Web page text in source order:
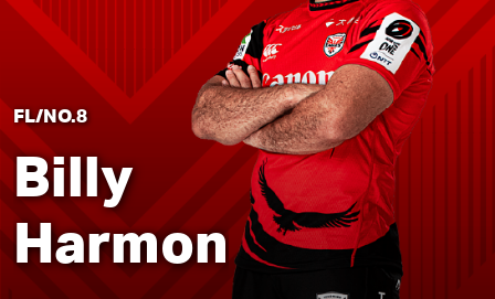
FL/NO.8
Billy
Harmon